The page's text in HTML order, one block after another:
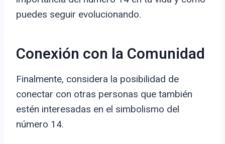
puedes seguir evolucionando.
Conexión con la Comunidad
Finalmente, considera la posibilidad de
conectar con otras personas que también
estén interesadas en el simbolismo del
número 14.